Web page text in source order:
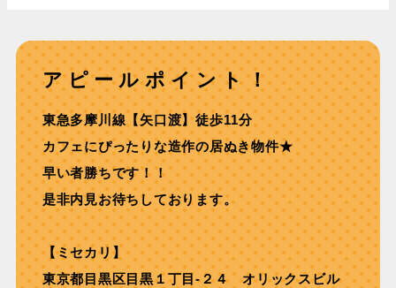
アピールポイント！
東急多摩川線【⽮⼝渡】徒歩11分
カフェにぴったりな造作の居ぬき物件★
早い者勝ちです！！
是非内見お待ちしております。
【ミセカリ】
東京都目黒区目黒１丁目-２４ オリックスビル